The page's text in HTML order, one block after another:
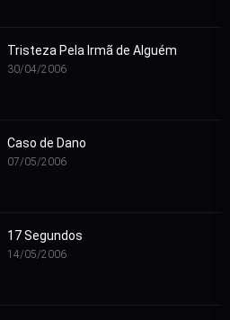
Tristeza Pela Irmã de Alguém
30/04/2006
Caso de Dano
07/05/2006
17 Segundos
14/05/2006